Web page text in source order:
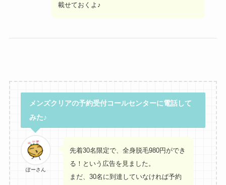
載せておくよ♪
メンズクリアの予約受付コールセンターに電話して
みた♪
ぽーさん
先着30名限定で、全身脱毛980円ができ
る！という広告を見ました。
まだ、30名に到達していなければ予約